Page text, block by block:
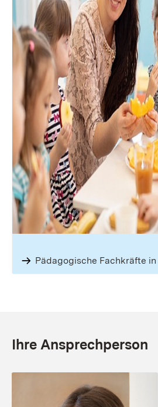
Pädagogische Fach­kräfte
Ihre Ansprechperson